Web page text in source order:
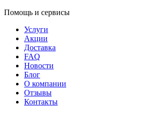
Помощь и сервисы
Услуги
Акции
Доставка
FAQ
Новости
Блог
О компании
Отзывы
Контакты